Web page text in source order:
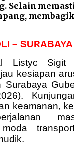
Selain
– SURABAYA
Listyo Sigit
kesiapan
Surabaya
keamanan,
moda